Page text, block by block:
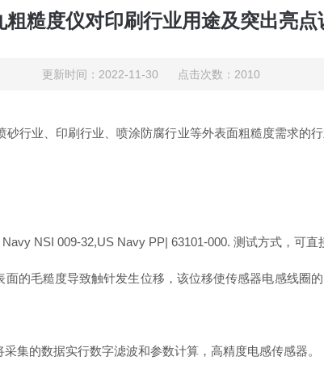
粗糙度仪对印刷行业用途及突出亮点
更新时间：2022-11-30 点击次数：2010
行业、印刷行业、喷涂防腐行业等外表面粗糙度需求的
NSI 009-32,US Navy PP| 63101-000. 测试方式，可
的毛糙度导致触针发生位移，该位移使传感器电感线圈
集的数据实行数字滤波和参数计算，高精度电感传感器。